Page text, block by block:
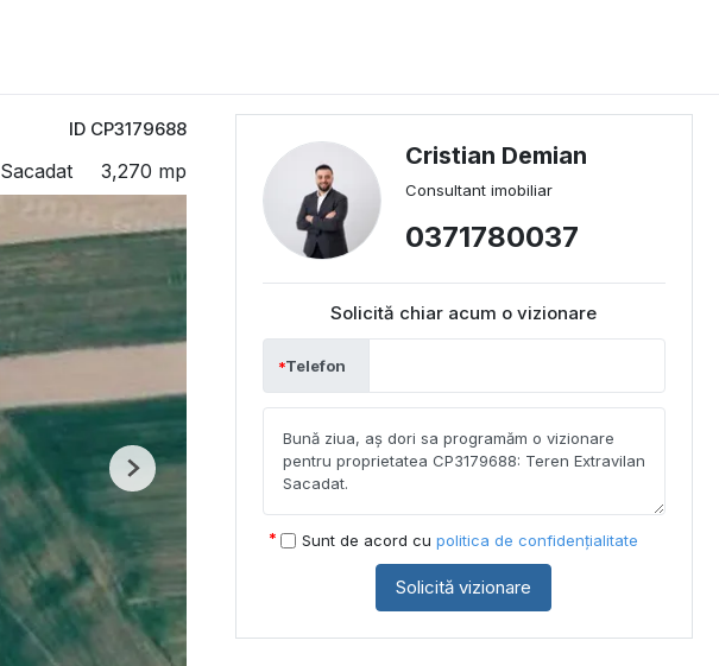
ID CP3179688
Sacadat 3,270 mp
Next
Cristian Demian
Consultant imobiliar
0371780037
Solicită chiar acum o vizionare
Telefon
Sunt de acord cu politica de confidențialitate
Solicită vizionare